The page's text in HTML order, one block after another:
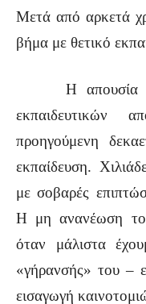
Μετά από αρκετά
βήμα με θετικό
Η απουσία
προηγούμενη
εκπαίδευση.
με σοβαρές
Η μη ανανέωση
όταν μάλιστα
«γήρανσής» του –
εισαγωγή